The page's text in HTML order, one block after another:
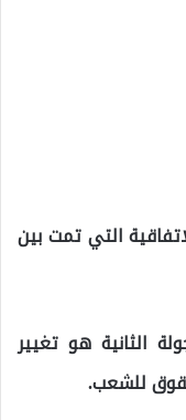
التي تمت بين
الثانية هو تغيير
للشعب.